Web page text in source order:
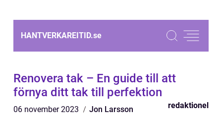
HANTVERKAREITID.se
Renovera tak – En guide till att
förnya ditt tak till perfektion
06 november 2023 Jon Larsson redaktionel